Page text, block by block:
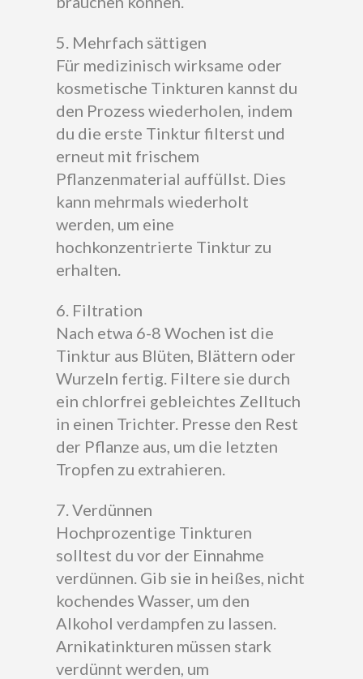
5. Mehrfach sättigen
Für medizinisch wirksame oder
kosmetische Tinkturen kannst du
den Prozess wiederholen, indem
du die erste Tinktur filterst und
erneut mit frischem
Pflanzenmaterial auffüllst. Dies
kann mehrmals wiederholt
werden, um eine
hochkonzentrierte Tinktur zu
erhalten.
6. Filtration
Nach etwa 6-8 Wochen ist die
Tinktur aus Blüten, Blättern oder
Wurzeln fertig. Filtere sie durch
ein chlorfrei gebleichtes Zelltuch
in einen Trichter. Presse den Rest
der Pflanze aus, um die letzten
Tropfen zu extrahieren.
7. Verdünnen
Hochprozentige Tinkturen
solltest du vor der Einnahme
verdünnen. Gib sie in heißes, nicht
kochendes Wasser, um den
Alkohol verdampfen zu lassen.
Arnikatinkturen müssen stark
verdünnt werden, um